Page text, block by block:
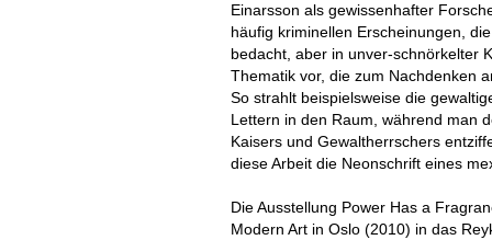
Einarsson als gewissenhafter
häufig kriminellen Erscheinungen,
bedacht, aber in unver-schnörkelter
Thematik vor, die zum Nachdenken
So strahlt beispielsweise die
Lettern in den Raum, während man
Kaisers und Gewaltherrschers
diese Arbeit die Neonschrift eines
Die Ausstellung Power Has a
Modern Art in Oslo (2010) in das